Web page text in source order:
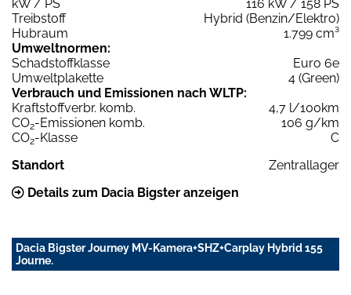
kW / PS
116 kW / 158 PS
Treibstoff
Hybrid (Benzin/Elektro)
Hubraum
1.799 cm³
Umweltnormen:
Schadstoffklasse
Euro 6e
Umweltplakette
4 (Green)
Verbrauch und Emissionen nach WLTP:
Kraftstoffverbr. komb.
4,7 l/100km
CO2-Emissionen komb.
106 g/km
CO2-Klasse
C
Standort
Zentrallager
Details zum Dacia Bigster anzeigen
Dacia Bigster Journey MV-Kamera+SHZ+Carplay Hybrid 155
Journe.